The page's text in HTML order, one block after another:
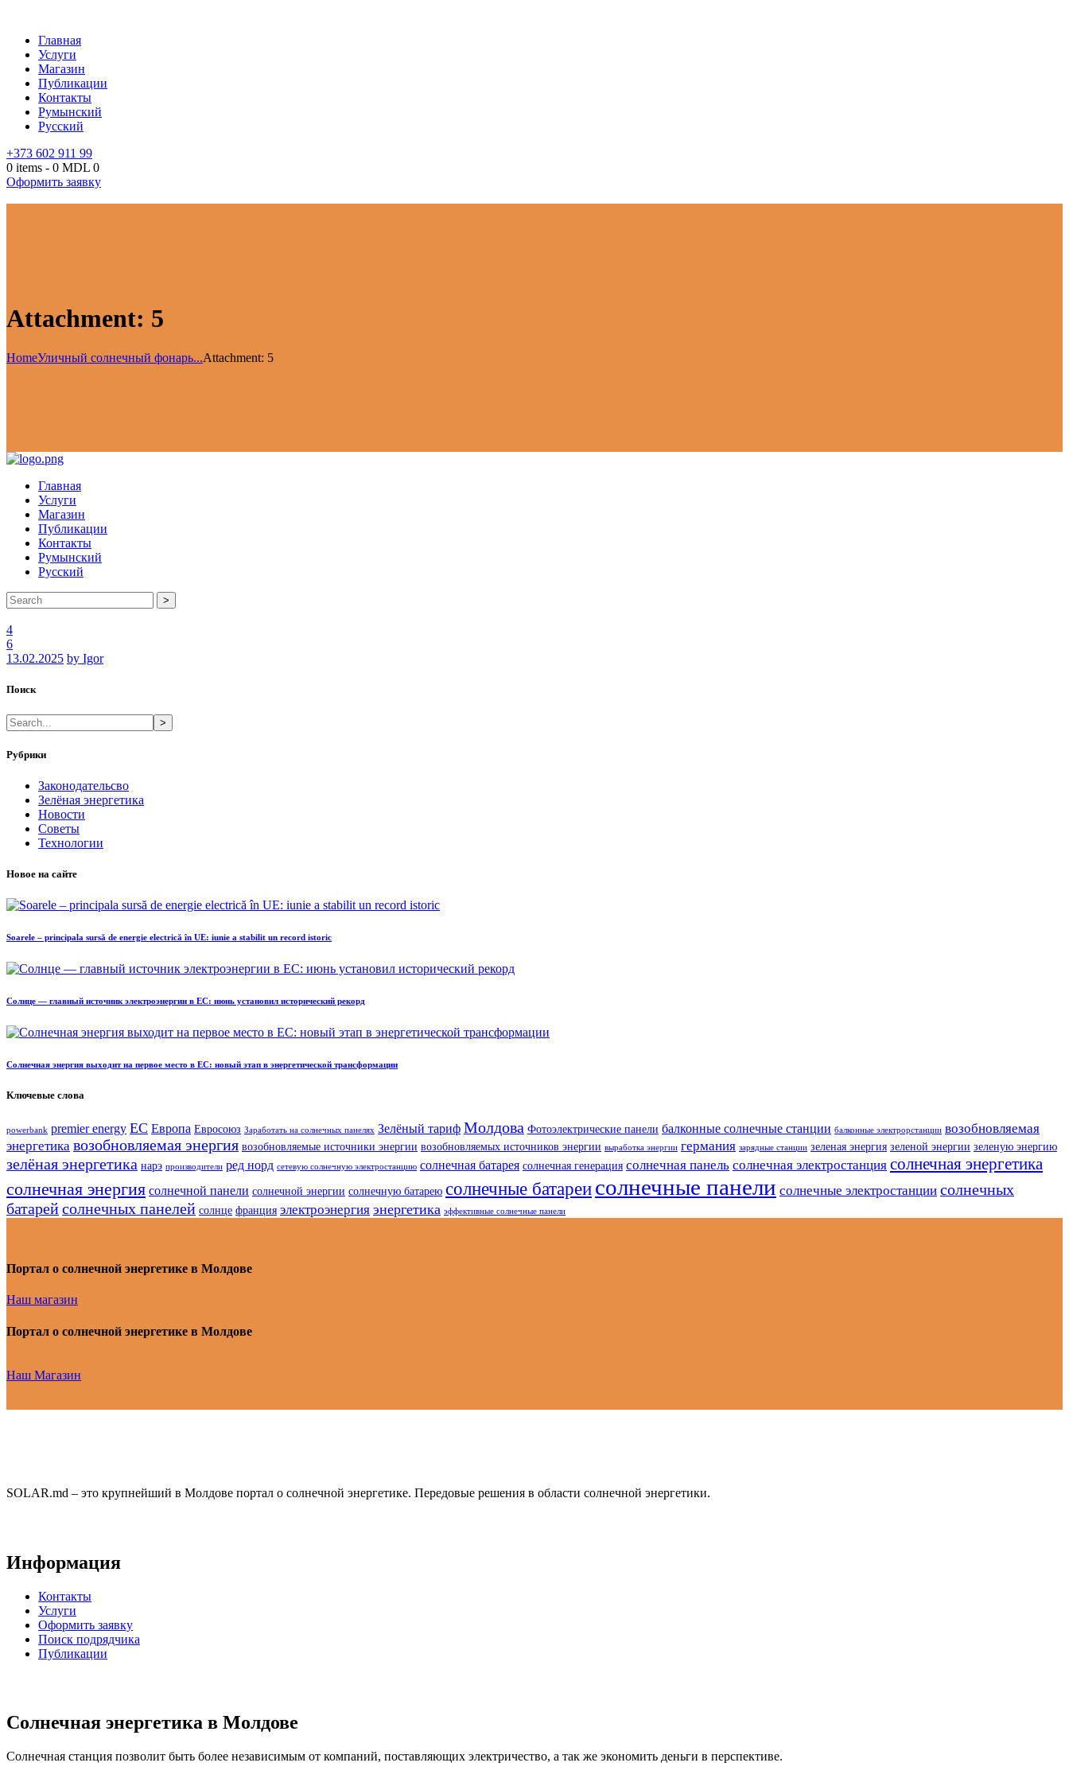
Главная
Услуги
Магазин
Публикации
Контакты
Румынский
Русский
+373 602 911 99
0 items - 0 MDL 0
Оформить заявку
Attachment: 5
HomeУличный солнечный фонарь...Attachment: 5
Главная
Услуги
Магазин
Публикации
Контакты
Румынский
Русский
>
4
6
13.02.2025 by Igor
Поиск
>
Рубрики
Законодательсво
Зелёная энергетика
Новости
Советы
Технологии
Новое на сайте
Soarele – principala sursă de energie electrică în UE: iunie a stabilit un record istoric
Солнце — главный источник электроэнергии в ЕС: июнь установил исторический рекорд
Солнечная энергия выходит на первое место в ЕС: новый этап в энергетической трансформации
Ключевые слова
powerbank premier energy ЕС Европа Евросоюз Заработать на солнечных панелях Зелёный тариф Молдова Фотоэлектрические панели балконные солнечные станции балконные электрорстанции возобновляемая
энергетика возобновляемая энергия возобновляемые источники энергии возобновляемых источников энергии выработка энергии германия зарядные станции зеленая энергия зеленой энергии зеленую энергию
зелёная энергетика нарэ производители ред норд сетевую солнечную электростанцию солнечная батарея солнечная генерация солнечная панель солнечная электростанция солнечная энергетика
солнечная энергия солнечной панели солнечной энергии солнечную батарею солнечные батареисолнечные панели солнечные электростанции солнечных
батарейсолнечных панелей солнце франция электроэнергия энергетика эффективные солнечные панели
Портал о солнечной энергетике в Молдове
Наш магазин
Портал о солнечной энергетике в Молдове
Наш Магазин
SOLAR.md – это крупнейший в Молдове портал о солнечной энергетике. Передовые решения в области солнечной энергетики.
Информация
Контакты
Услуги
Оформить заявку
Поиск подрядчика
Публикации
Солнечная энергетика в Молдове
Солнечная станция позволит быть более независимым от компаний, поставляющих электричество, а так же экономить деньги в перспективе.